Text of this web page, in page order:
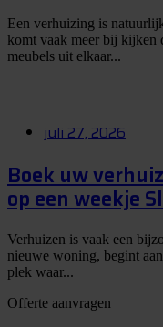
Een verhuizing is
komt vaak meer bij kijken
meubels uit elkaar...
juli 27, 2026
Boek uw
op een weekje
Verhuizen is vaak een
nieuwe woning, begint
plek waar...
Offerte aanvragen